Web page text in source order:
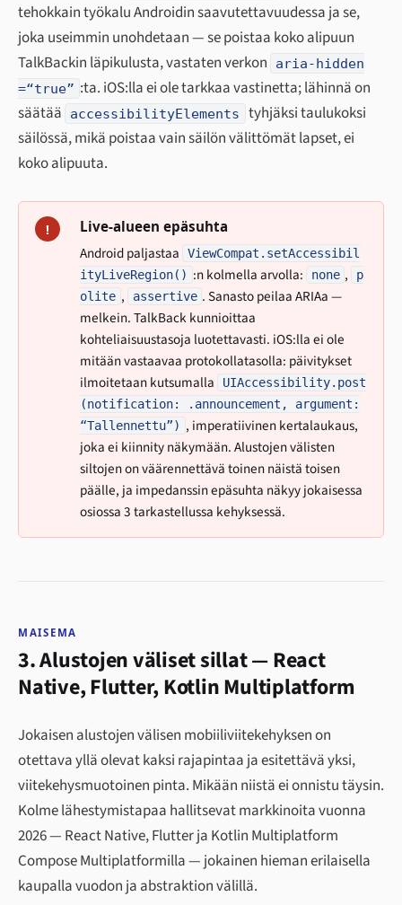
tehokkain työkalu Androidin saavutettavuudessa ja se,
joka useimmin unohdetaan — se poistaa koko alipuun
TalkBackin läpikulusta, vastaten verkon
aria-hidden
=“true” :ta. iOS:lla ei ole tarkkaa vastinetta; lähinnä on
säätää
accessibilityElements
tyhjäksi taulukoksi
säilössä, mikä poistaa vain säilön välittömät lapset, ei
koko alipuuta.
! Live-alueen epäsuhta
Android paljastaa
ViewCompat.setAccessibil
ityLiveRegion() :n kolmella arvolla: none ,
p
olite , assertive . Sanasto peilaa ARIAa —
melkein. TalkBack kunnioittaa
kohteliaisuustasoja luotettavasti. iOS:lla ei ole
mitään vastaavaa protokollatasolla: päivitykset
ilmoitetaan kutsumalla
UIAccessibility.post
(notification: .announcement, argument:
“Tallennettu”) , imperatiivinen kertalaukaus,
joka ei kiinnity näkymään. Alustojen välisten
siltojen on väärennettävä toinen näistä toisen
päälle, ja impedanssin epäsuhta näkyy jokaisessa
osiossa 3 tarkastellussa kehyksessä.
MAISEMA
3. Alustojen väliset sillat — React
Native, Flutter, Kotlin Multiplatform
Jokaisen alustojen välisen mobiiliviitekehyksen on
otettava yllä olevat kaksi rajapintaa ja esitettävä yksi,
viitekehysmuotoinen pinta. Mikään niistä ei onnistu täysin.
Kolme lähestymistapaa hallitsevat markkinoita vuonna
2026 — React Native, Flutter ja Kotlin Multiplatform
Compose Multiplatformilla — jokainen hieman erilaisella
kaupalla vuodon ja abstraktion välillä.